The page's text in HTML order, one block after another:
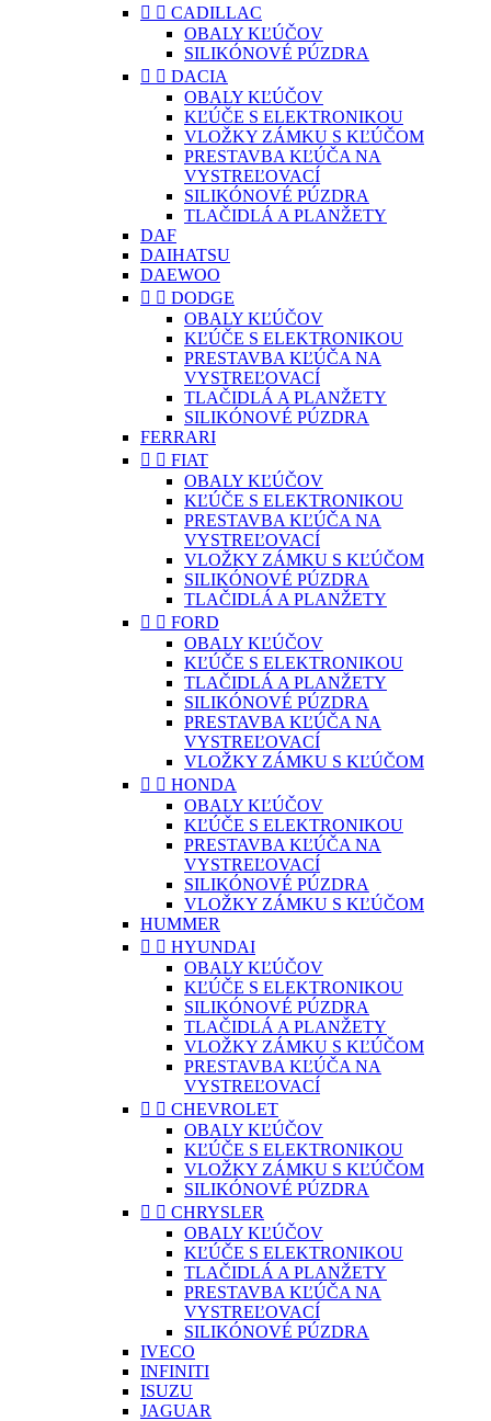
  CADILLAC
OBALY KĽÚČOV
SILIKÓNOVÉ PÚZDRA
  DACIA
OBALY KĽÚČOV
KĽÚČE S ELEKTRONIKOU
VLOŽKY ZÁMKU S KĽÚČOM
PRESTAVBA KĽÚČA NA
VYSTREĽOVACÍ
SILIKÓNOVÉ PÚZDRA
TLAČIDLÁ A PLANŽETY
DAF
DAIHATSU
DAEWOO
  DODGE
OBALY KĽÚČOV
KĽÚČE S ELEKTRONIKOU
PRESTAVBA KĽÚČA NA
VYSTREĽOVACÍ
TLAČIDLÁ A PLANŽETY
SILIKÓNOVÉ PÚZDRA
FERRARI
  FIAT
OBALY KĽÚČOV
KĽÚČE S ELEKTRONIKOU
PRESTAVBA KĽÚČA NA
VYSTREĽOVACÍ
VLOŽKY ZÁMKU S KĽÚČOM
SILIKÓNOVÉ PÚZDRA
TLAČIDLÁ A PLANŽETY
  FORD
OBALY KĽÚČOV
KĽÚČE S ELEKTRONIKOU
TLAČIDLÁ A PLANŽETY
SILIKÓNOVÉ PÚZDRA
PRESTAVBA KĽÚČA NA
VYSTREĽOVACÍ
VLOŽKY ZÁMKU S KĽÚČOM
  HONDA
OBALY KĽÚČOV
KĽÚČE S ELEKTRONIKOU
PRESTAVBA KĽÚČA NA
VYSTREĽOVACÍ
SILIKÓNOVÉ PÚZDRA
VLOŽKY ZÁMKU S KĽÚČOM
HUMMER
  HYUNDAI
OBALY KĽÚČOV
KĽÚČE S ELEKTRONIKOU
SILIKÓNOVÉ PÚZDRA
TLAČIDLÁ A PLANŽETY
VLOŽKY ZÁMKU S KĽÚČOM
PRESTAVBA KĽÚČA NA
VYSTREĽOVACÍ
  CHEVROLET
OBALY KĽÚČOV
KĽÚČE S ELEKTRONIKOU
VLOŽKY ZÁMKU S KĽÚČOM
SILIKÓNOVÉ PÚZDRA
  CHRYSLER
OBALY KĽÚČOV
KĽÚČE S ELEKTRONIKOU
TLAČIDLÁ A PLANŽETY
PRESTAVBA KĽÚČA NA
VYSTREĽOVACÍ
SILIKÓNOVÉ PÚZDRA
IVECO
INFINITI
ISUZU
JAGUAR